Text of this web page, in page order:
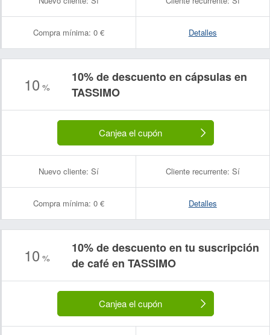
Compra mínima: 0 € Detalles
10 %
10% de descuento en cápsulas en
TASSIMO
Canjea el cupón
Nuevo cliente: Sí Cliente recurrente: Sí
Compra mínima: 0 € Detalles
10 %
10% de descuento en tu suscripción
de café en TASSIMO
Canjea el cupón